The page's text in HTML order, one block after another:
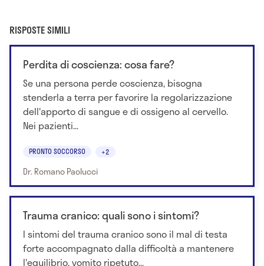
RISPOSTE SIMILI
Perdita di coscienza: cosa fare?
Se una persona perde coscienza, bisogna
stenderla a terra per favorire la regolarizzazione
dell'apporto di sangue e di ossigeno al cervello.
Nei pazienti...
PRONTO SOCCORSO +2
Dr. Romano Paolucci
Trauma cranico: quali sono i sintomi?
I sintomi del trauma cranico sono il mal di testa
forte accompagnato dalla difficoltà a mantenere
l'equilibrio, vomito ripetuto...